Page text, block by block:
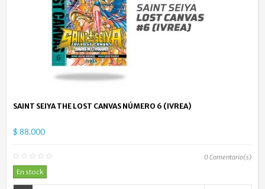
SAINT SEIYA THE LOST CANVAS NÚMERO 6 (IVREA)
$ 88.000
0Comentario(s)
En stock